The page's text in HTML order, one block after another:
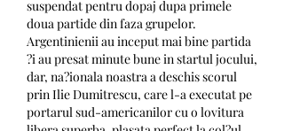
suspendat pentru dopaj dupa primele
doua partide din faza grupelor.
Argentinienii au inceput mai bine partida
?i au presat minute bune in startul jocului,
dar, na?ionala noastra a deschis scorul
prin Ilie Dumitrescu, care l-a executat pe
portarul sud-americanilor cu o lovitura